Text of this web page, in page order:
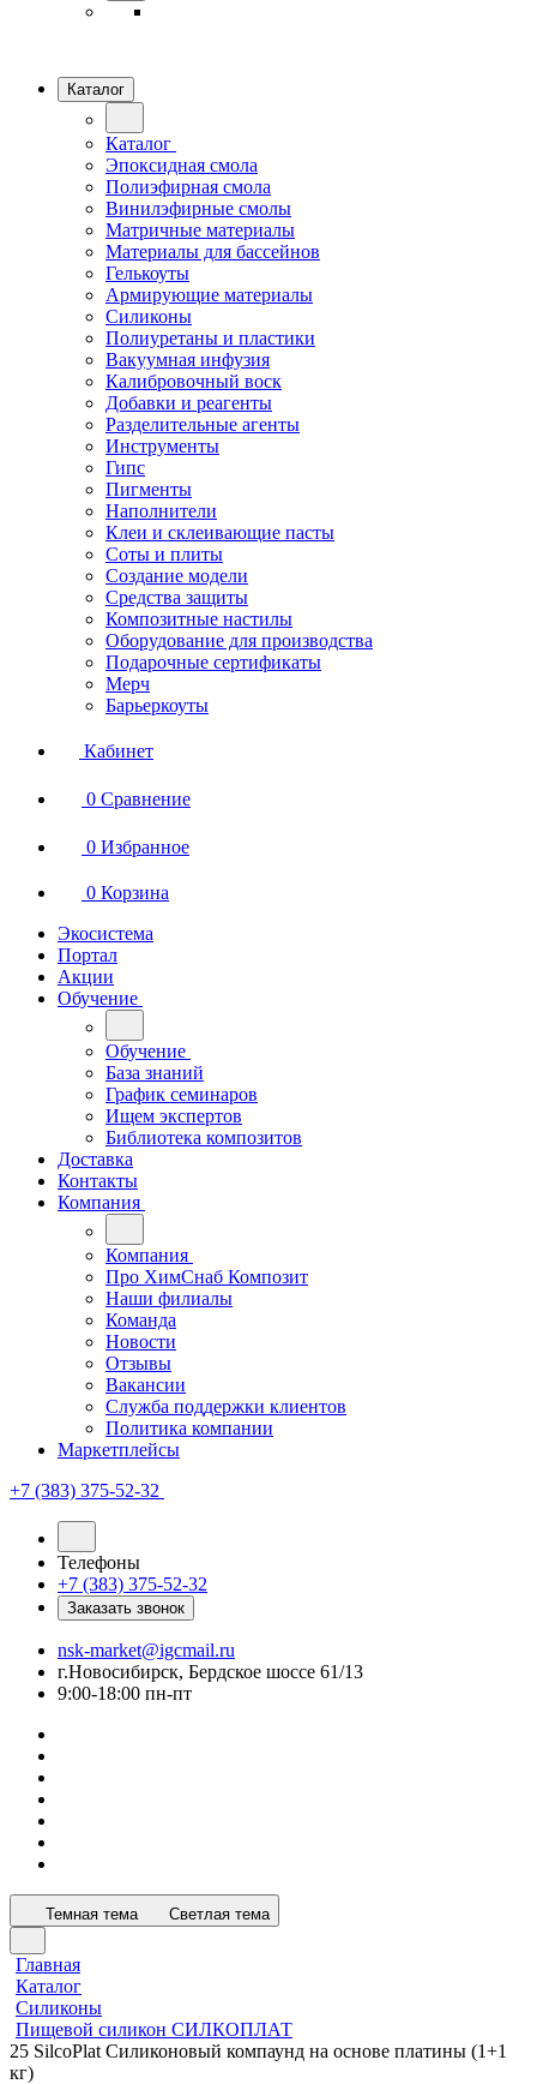
Каталог
Каталог
Эпоксидная смола
Полиэфирная смола
Винилэфирные смолы
Матричные материалы
Материалы для бассейнов
Гелькоуты
Армирующие материалы
Силиконы
Полиуретаны и пластики
Вакуумная инфузия
Калибровочный воск
Добавки и реагенты
Разделительные агенты
Инструменты
Гипс
Пигменты
Наполнители
Клеи и склеивающие пасты
Соты и плиты
Создание модели
Средства защиты
Композитные настилы
Оборудование для производства
Подарочные сертификаты
Мерч
Барьеркоуты
Кабинет
0 Сравнение
0 Избранное
0 Корзина
Экосистема
Портал
Акции
Обучение
Обучение
База знаний
График семинаров
Ищем экспертов
Библиотека композитов
Доставка
Контакты
Компания
Компания
Про ХимСнаб Композит
Наши филиалы
Команда
Новости
Отзывы
Вакансии
Служба поддержки клиентов
Политика компании
Маркетплейсы
+7 (383) 375-52-32
Телефоны
+7 (383) 375-52-32
Заказать звонок
nsk-market@igcmail.ru
г.Новосибирск, Бердское шоссе 61/13
9:00-18:00 пн-пт
Темная тема Светлая тема
Главная
Каталог
Силиконы
Пищевой силикон СИЛКОПЛАТ
25 SilcoPlat Силиконовый компаунд на основе платины (1+1
кг)